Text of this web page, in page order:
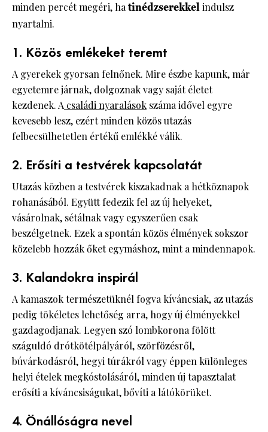
minden percét megéri, hatinédzserekkelindulsz
nyartalni.
1. Közös emlékeket teremt
A gyerekek gyorsan felnőnek. Mire észbe kapunk, már
egyetemre járnak, dolgoznak vagy saját életet
kezdenek. A családi nyaralások száma idővel egyre
kevesebb lesz, ezért minden közös utazás
felbecsülhetetlen értékű emlékké válik.
2. Erősíti a testvérek kapcsolatát
Utazás közben a testvérek kiszakadnak a hétköznapok
rohanásából. Együtt fedezik fel az új helyeket,
vásárolnak, sétálnak vagy egyszerűen csak
beszélgetnek. Ezek a spontán közös élmények sokszor
közelebb hozzák őket egymáshoz, mint a mindennapok.
3. Kalandokra inspirál
A kamaszok természetüknél fogva kíváncsiak, az utazás
pedig tökéletes lehetőség arra, hogy új élményekkel
gazdagodjanak. Legyen szó lombkorona fölött
száguldó drótkötélpályáról, szörfözésről,
búvárkodásról, hegyi túrákról vagy éppen különleges
helyi ételek megkóstolásáról, minden új tapasztalat
erősíti a kíváncsiságukat, bővíti a látókörüket.
4. Önállóságra nevel